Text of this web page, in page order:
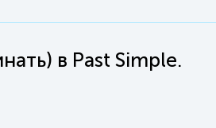
в Past Simple.